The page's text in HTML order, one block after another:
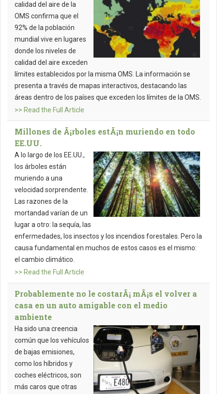
calidad del aire de la
OMS confirma que el
92% de la población
mundial vive en lugares
donde los niveles de
calidad del aire exceden
límites establecidos por la misma OMS. La información se
presenta a través de mapas interactivos, destacando las
áreas dentro de los países que exceden los límites de la OMS.
>> Read the Full Article
Millones de Ã¡rboles estÃ¡n muriendo en todo
EE.UU.
A lo largo de los EE.UU.,
los árboles están
muriendo a una
velocidad sorprendente.
Las razones de la
mortandad varían de un
lugar a otro: la sequía, las
enfermedades, los insectos y los incendios forestales. Pero la
causa fundamental en muchos de estos casos es el mismo:
el cambio climático.
>> Read the Full Article
Probablemente no le costarÃ¡ mÃ¡s el volver a
casa en un auto amigable con el medio
ambiente
Ha sido una creencia
común que los vehículos
de bajas emisiones,
como los híbridos y
coches eléctricos, son
más caros que otras